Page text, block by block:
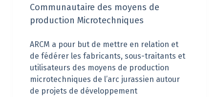
Communautaire des moyens de
production Microtechniques
ARCM a pour but de mettre en relation et
de fédérer les fabricants, sous-traitants et
utilisateurs des moyens de production
microtechniques de l’arc jurassien autour
de projets de développement